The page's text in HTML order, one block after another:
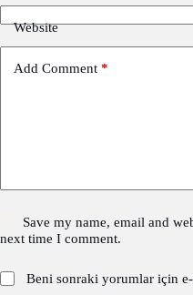
Website
Add Comment *
Save my name, email and
next time I comment.
Beni sonraki yorumlar için